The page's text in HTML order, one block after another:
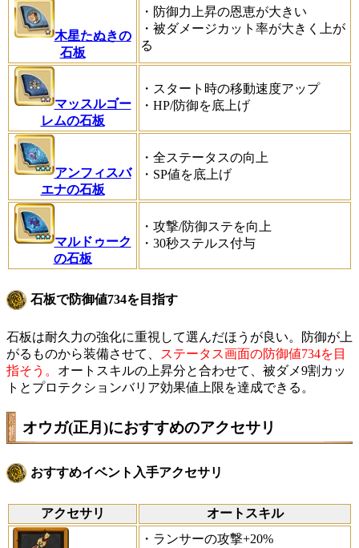
木星たぬきの
石板
・防御力上昇の恩恵が大きい
・被ダメージカット率が大きく上が
る
マッスルゴー
レムの石板
・スタート時の移動速度アップ
・HP/防御を底上げ
アンフィスバ
エナの石板
・全ステータスの向上
・SP値を底上げ
マルドゥーク
の石板
・攻撃/防御ステを向上
・30秒ステルス付与
石板で防御値734を目指す
石板は耐久力の強化に重視して選んだほうが良い。防御が上
がるものから装備させて、
ステータス画面の防御値734を目
指そう。 オートスキルの上昇分と合わせて、被ダメ9割カッ
トとプロテクションバリア効果値上限を達成できる。
オウガ(正月)におすすめのアクセサリ
おすすめイベント入手アクセサリ
アクセサリ オートスキル
・ランサーの攻撃+20%